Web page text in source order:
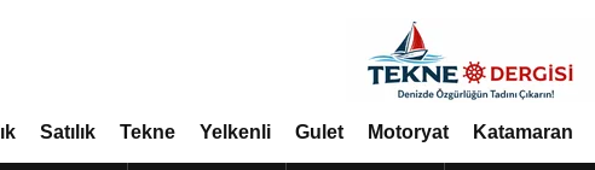
Satılık Tekne Yelkenli Gulet Motoryat Katamaran